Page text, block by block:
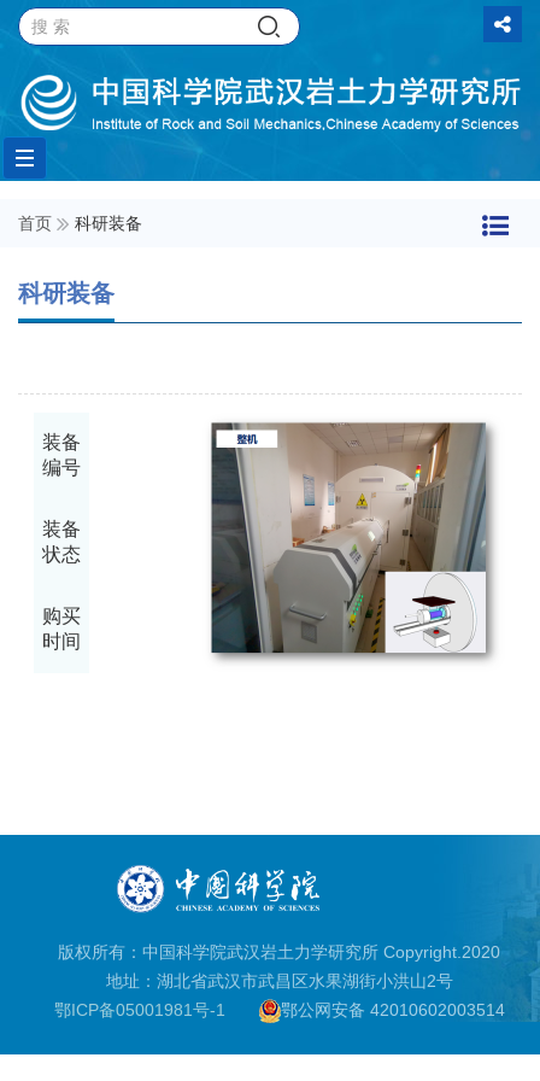
Toggle
navigation
首页 科研装备
科研装备
装备
编号
装备
状态
购买
时间
版权所有：中国科学院武汉岩土力学研究所 Copyright.2020
地址：湖北省武汉市武昌区水果湖街小洪山2号
鄂ICP备05001981号-1
鄂公网安备 42010602003514